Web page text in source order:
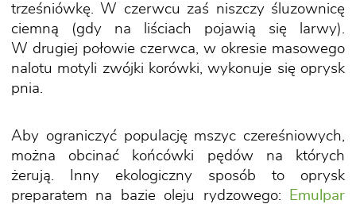
trześniówkę. W czerwcu zaś niszczy śluzownicę
ciemną (gdy na liściach pojawią się larwy).
W drugiej połowie czerwca, w okresie masowego
nalotu motyli zwójki korówki, wykonuje się oprysk
pnia.
Aby ograniczyć populację mszyc czereśniowych,
można obcinać końcówki pędów na których
żerują. Inny ekologiczny sposób to oprysk
preparatem na bazie oleju rydzowego:
Emulpar